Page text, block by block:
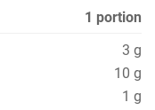
1 portion
3 g
10 g
1 g